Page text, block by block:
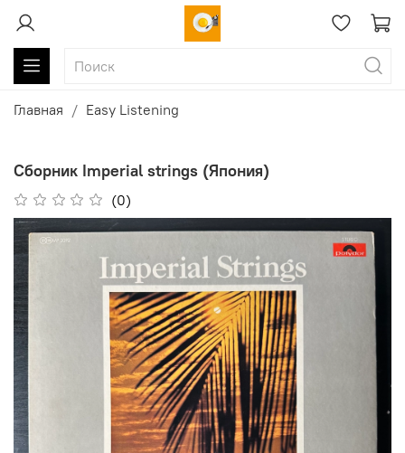
Главная Easy Listening
Сборник Imperial strings (Япония)
(0)